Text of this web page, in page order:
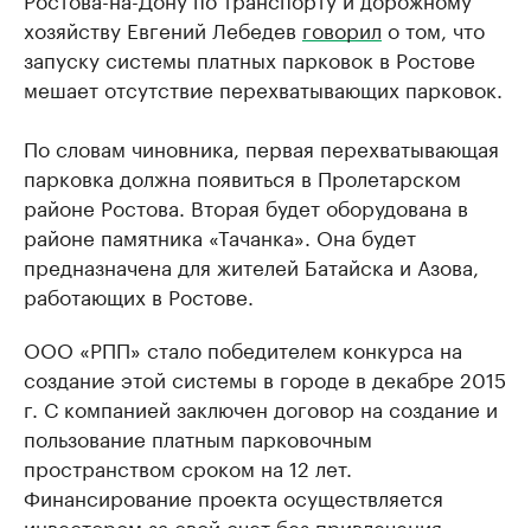
хозяйству Евгений Лебедев говорил о том, что
запуску системы платных парковок в Ростове
мешает отсутствие перехватывающих парковок.
По словам чиновника, первая перехватывающая
парковка должна появиться в Пролетарском
районе Ростова. Вторая будет оборудована в
районе памятника «Тачанка». Она будет
предназначена для жителей Батайска и Азова,
работающих в Ростове.
ООО «РПП» стало победителем конкурса на
создание этой системы в городе в декабре 2015
г. С компанией заключен договор на создание и
пользование платным парковочным
пространством сроком на 12 лет.
Финансирование проекта осуществляется